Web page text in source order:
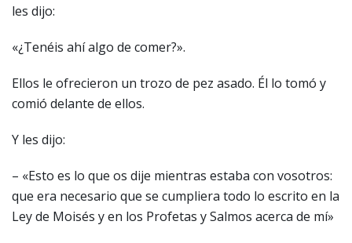
les dijo:
«¿Tenéis ahí algo de comer?».
Ellos le ofrecieron un trozo de pez asado. Él lo tomó y
comió delante de ellos.
Y les dijo:
– «Esto es lo que os dije mientras estaba con vosotros:
que era necesario que se cumpliera todo lo escrito en la
Ley de Moisés y en los Profetas y Salmos acerca de mí»